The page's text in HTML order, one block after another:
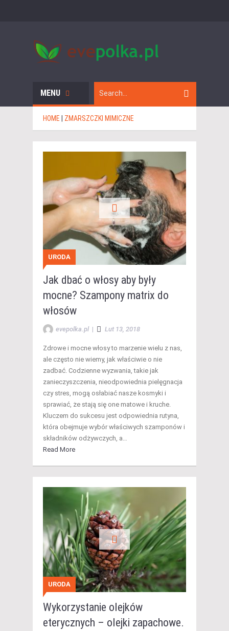
MENU
HOME | ZMARSZCZKI MIMICZNE
URODA
Jak dbać o włosy aby były
mocne? Szampony matrix do
włosów
evepolka.pl | Lut 13, 2018
Zdrowe i mocne włosy to marzenie wielu z nas,
ale często nie wiemy, jak właściwie o nie
zadbać. Codzienne wyzwania, takie jak
zanieczyszczenia, nieodpowiednia pielęgnacja
czy stres, mogą osłabiać nasze kosmyki i
sprawiać, że stają się one matowe i kruche.
Kluczem do sukcesu jest odpowiednia rutyna,
która obejmuje wybór właściwych szamponów i
składników odżywczych, a…
Read More
URODA
Wykorzystanie olejków
eterycznych – olejki zapachowe.